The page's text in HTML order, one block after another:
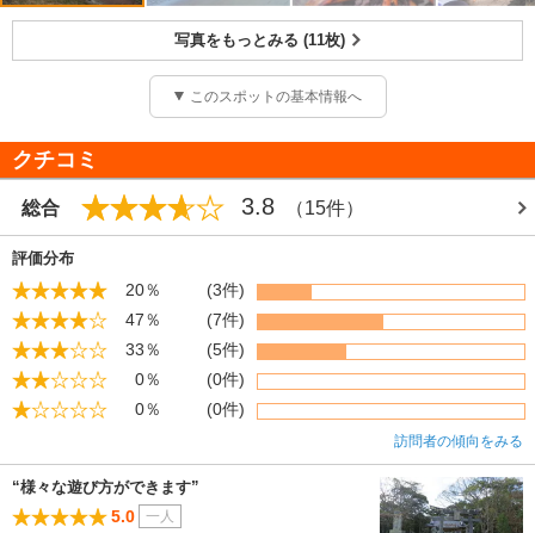
写真をもっとみる (11枚)
このスポットの基本情報へ
クチコミ
総合 3.8 （15件）
評価分布
20％
(3件)
47％
(7件)
33％
(5件)
0％
(0件)
0％
(0件)
訪問者の傾向をみる
“様々な遊び方ができます”
5.0 一人